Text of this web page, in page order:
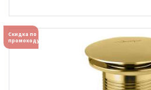
Скидка по
промокоду